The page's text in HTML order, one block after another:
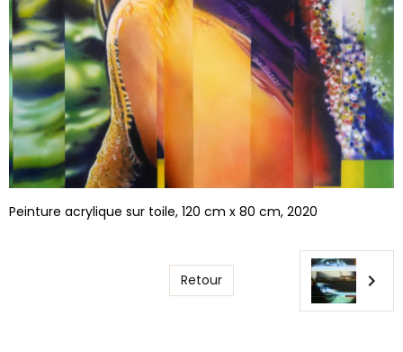
Peinture acrylique sur toile, 120 cm x 80 cm, 2020
Retour